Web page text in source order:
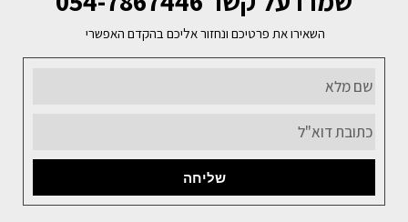
השאירו את פרטיכם ונחזור אליכם בהקדם האפשרי
שליחה